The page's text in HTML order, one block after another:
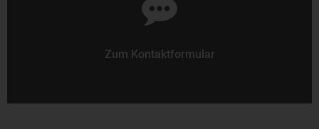
Zum Kontaktformular